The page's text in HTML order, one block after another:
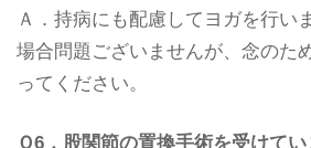
Ａ．持病にも配慮してヨガを行い
場合問題ございませんが、念のた
ってください。
Ｑ6．股関節の置換手術を受けて